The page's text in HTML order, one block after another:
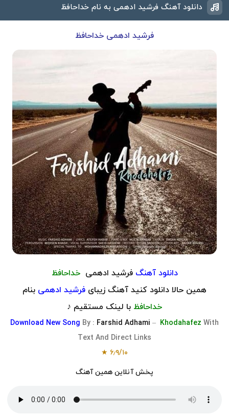
دانلود آهنگ فرشید ادهمی به نام خداحافظ
فرشید ادهمی خداحافظ
دانلود آهنگفرشید ادهمی خداحافظ
همین حالا دانلود کنید آهنگ زیبای فرشید ادهمی بنام
خداحافظ با لینک مستقیم ♪
Download New Song By : Farshid Adhami – Khodahafez With
Text And Direct Links
۶٫۹/۱۰
★
پخش آنلاین همین آهنگ